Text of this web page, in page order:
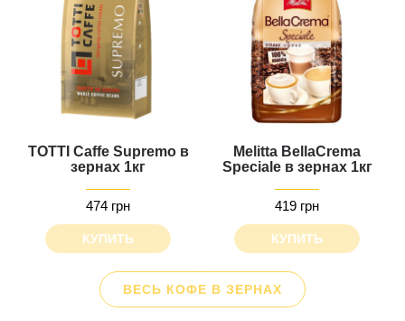
TOTTI Caffe Supremo в
зернах 1кг
474 грн
КУПИТЬ
Melitta BellaCrema
Speciale в зернах 1кг
419 грн
КУПИТЬ
ВЕСЬ КОФЕ В ЗЕРНАХ